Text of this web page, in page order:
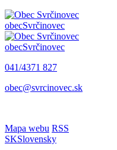
obecSvrčinovec
obecSvrčinovec
041/4371 827
obec@svrcinovec.sk
Mapa webu RSS
SKSlovensky